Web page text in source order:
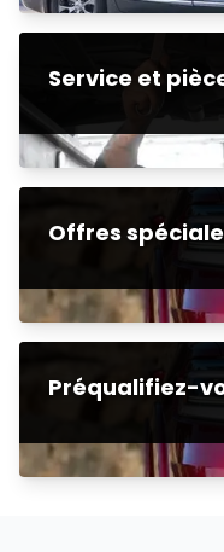
Service et
Offres
Préqualifiez-